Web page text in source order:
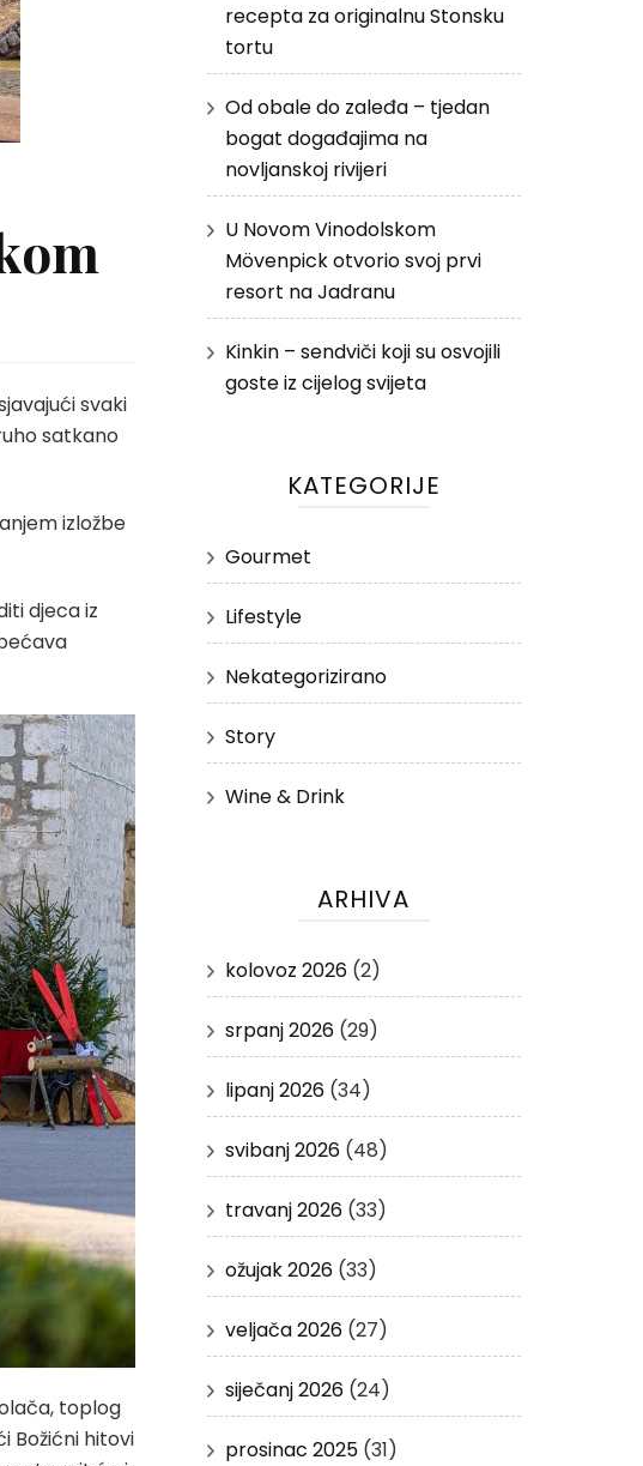
svaki
satkano
izložbe
djeca iz
toplog
Božićni hitovi
recepta za originalnu Stonsku
tortu
Od obale do zaleđa – tjedan
bogat događajima na
novljanskoj rivijeri
U Novom Vinodolskom
Mövenpick otvorio svoj prvi
resort na Jadranu
Kinkin – sendviči koji su osvojili
goste iz cijelog svijeta
KATEGORIJE
Gourmet
Lifestyle
Nekategorizirano
Story
Wine & Drink
ARHIVA
kolovoz 2026(2)
srpanj 2026(29)
lipanj 2026(34)
svibanj 2026(48)
travanj 2026(33)
ožujak 2026(33)
veljača 2026(27)
siječanj 2026(24)
prosinac 2025(31)